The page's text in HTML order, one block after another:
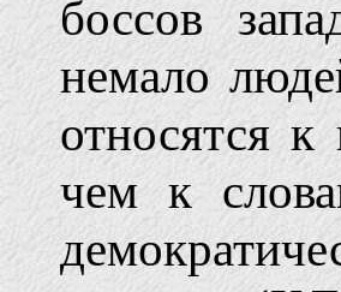
боссов
немало
относятся
чем к